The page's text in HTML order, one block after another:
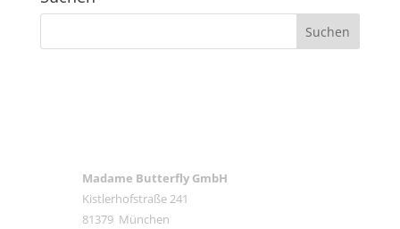
Madame Butterfly GmbH
Kistlerhofstraße 241
81379 München